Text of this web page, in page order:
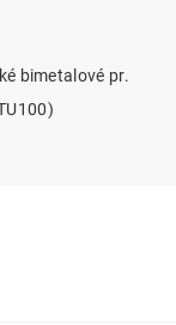
bimetalové pr.